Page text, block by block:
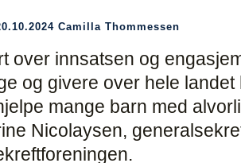
Camilla Thommessen
over innsatsen og
og givere over hele landet
mange barn med
Nicolaysen,